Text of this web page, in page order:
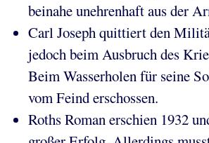
beinahe unehrenhaft aus der
Carl Joseph quittiert den
jedoch beim Ausbruch des
Beim Wasserholen für seine
vom Feind erschossen.
Roths Roman erschien 1932